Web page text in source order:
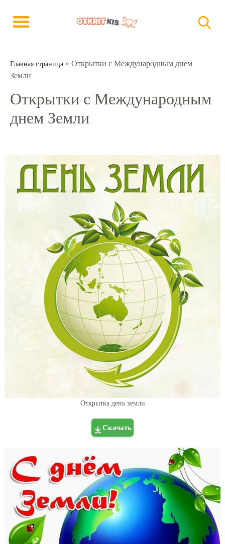
Главная страница » Открытки с Международным днем
Земли
Открытки с Международным
днем Земли
Открытка день земли
Скачать